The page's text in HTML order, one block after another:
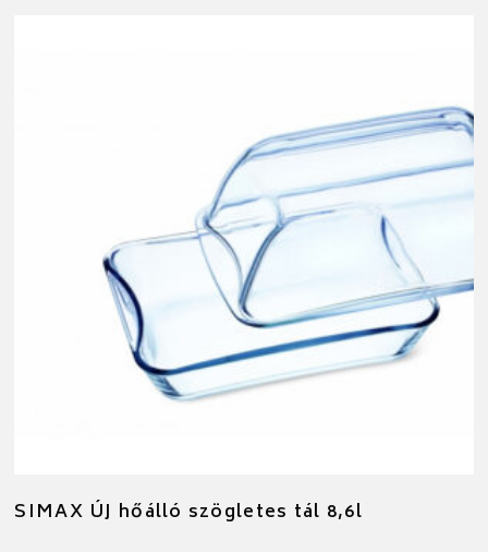
SIMAX ÚJ hőálló szögletes tál 8,6l